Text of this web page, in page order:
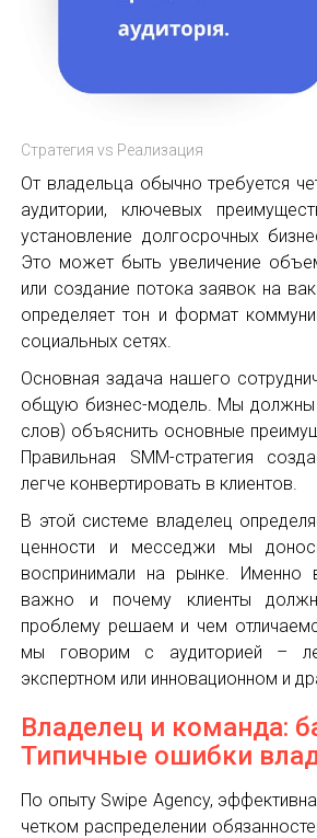
Стратегия vs Реализация
От владельца обычно требуется
аудитории, ключевых
установление долгосрочных
Это может быть увеличение
или создание потока заявок на
определяет тон и формат
социальных сетях.
Основная задача нашего
общую бизнес-модель. Мы должны
слов) объяснить основные
Правильная SMM-стратегия
легче конвертировать в клиентов.
В этой системе владелец
ценности и месседжи мы
воспринимали на рынке. Именно
важно и почему клиенты
проблему решаем и чем
мы говорим с аудиторией –
экспертном или инновационном и
Владелец и команда:
Типичные ошибки
По опыту Swipe Agency,
четком распределении